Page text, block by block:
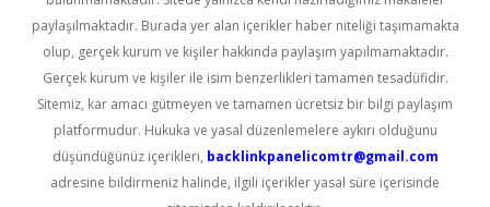
paylaşılmaktadır. Burada yer alan içerikler haber niteliği taşımamakta
olup, gerçek kurum ve kişiler hakkında paylaşım yapılmamaktadır.
Gerçek kurum ve kişiler ile isim benzerlikleri tamamen tesadüfidir.
Sitemiz, kar amacı gütmeyen ve tamamen ücretsiz bir bilgi paylaşım
platformudur. Hukuka ve yasal düzenlemelere aykırı olduğunu
düşündüğünüz içerikleri, backlinkpanelicomtr@gmail.com
adresine bildirmeniz halinde, ilgili içerikler yasal süre içerisinde